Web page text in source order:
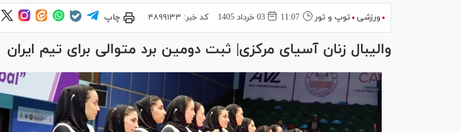
ورزشی توپ و تور 11:07 03 خرداد 1405 کد خبر: ۴۸۹۹۱۳۳ چاپ
والیبال زنان آسیای مرکزی| ثبت دومین برد متوالی برای تیم ایران